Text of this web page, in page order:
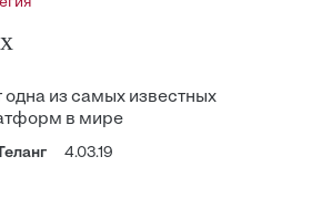
одна из самых известных
в мире
4.03.19